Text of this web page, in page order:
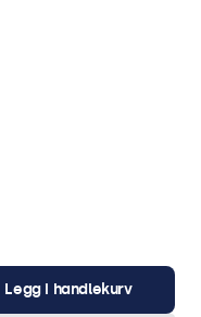
Legg i handlekurv